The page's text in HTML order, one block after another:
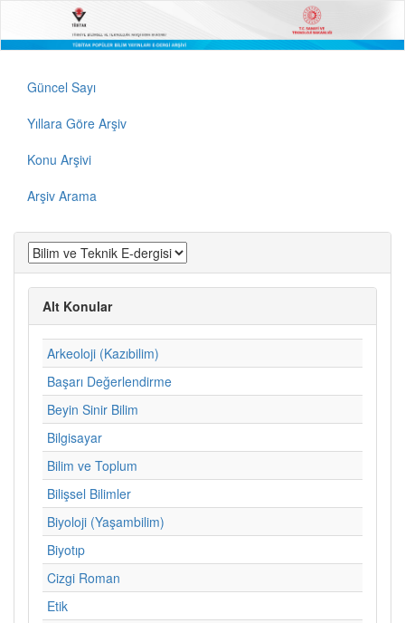
Güncel Sayı
Yıllara Göre Arşiv
Konu Arşivi
Arşiv Arama
Alt Konular
Arkeoloji (Kazıbilim)
Başarı Değerlendirme
Beyin Sinir Bilim
Bilgisayar
Bilim ve Toplum
Bilişsel Bilimler
Biyoloji (Yaşambilim)
Biyotıp
Cizgi Roman
Etik